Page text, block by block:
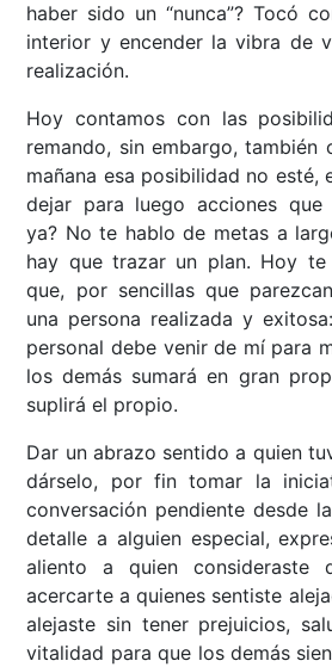
haber sido un “nunca”? Tocó
interior y encender la vibra de
realización.
Hoy contamos con las
remando, sin embargo, también
mañana esa posibilidad no esté,
dejar para luego acciones que
ya? No te hablo de metas a
hay que trazar un plan. Hoy
que, por sencillas que
una persona realizada y
personal debe venir de mí para
los demás sumará en gran
suplirá el propio.
Dar un abrazo sentido a quien
dárselo, por fin tomar la
conversación pendiente desde
detalle a alguien especial,
aliento a quien consideraste
acercarte a quienes sentiste
alejaste sin tener prejuicios,
vitalidad para que los demás